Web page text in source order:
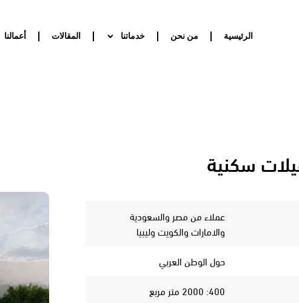
الرئيسية من نحن خدماتنا المقالات أعمالنا
سكنية
عملاء من مصر والسعودية
والامارات والكويت وليبيا
حول الوطن العربي
400: 2000 متر مربع